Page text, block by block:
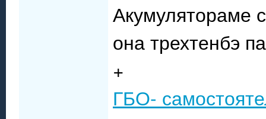
Акумулятораме
она трехтенбэ
+
ГБО-